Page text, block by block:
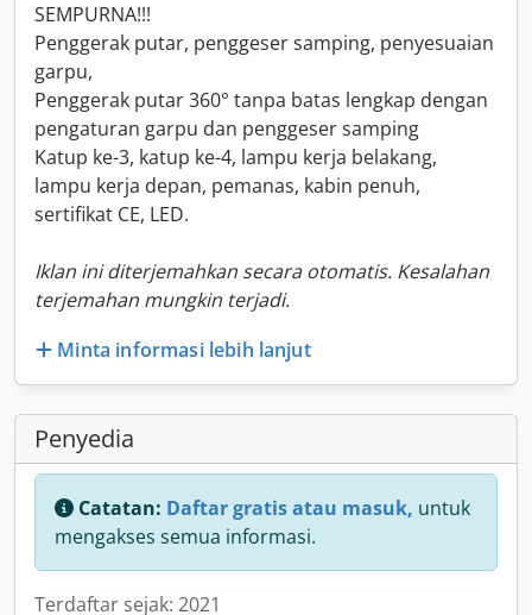
SEMPURNA!!!
Penggerak putar, penggeser samping, penyesuaian
garpu,
Penggerak putar 360° tanpa batas lengkap dengan
pengaturan garpu dan penggeser samping
Katup ke-3, katup ke-4, lampu kerja belakang,
lampu kerja depan, pemanas, kabin penuh,
sertifikat CE, LED.
Iklan ini diterjemahkan secara otomatis. Kesalahan
terjemahan mungkin terjadi.
Minta informasi lebih lanjut
Penyedia
Catatan: Daftar gratis atau masuk, untuk
mengakses semua informasi.
Terdaftar sejak: 2021